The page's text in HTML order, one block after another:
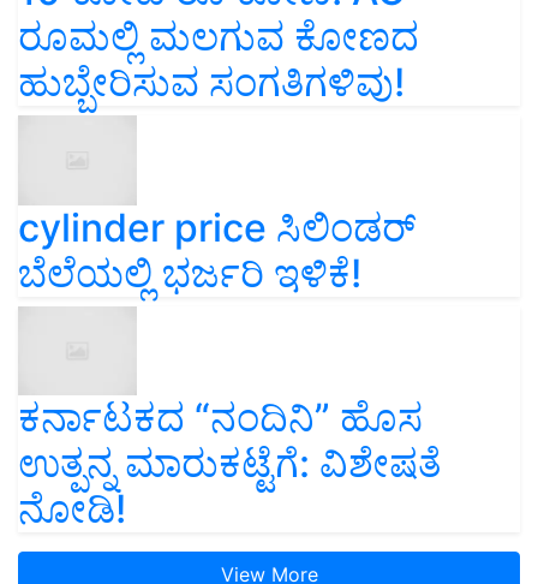
ರೂಮಲ್ಲಿ ಮಲಗುವ ಕೋಣದ
ಹುಬ್ಬೇರಿಸುವ ಸಂಗತಿಗಳಿವು!
cylinder price ಸಿಲಿಂಡರ್‌
ಬೆಲೆಯಲ್ಲಿ ಭರ್ಜರಿ ಇಳಿಕೆ!
ಕರ್ನಾಟಕದ “ನಂದಿನಿ” ಹೊಸ
ಉತ್ಪನ್ನ ಮಾರುಕಟ್ಟೆಗೆ: ವಿಶೇಷತೆ
ನೋಡಿ!
View More